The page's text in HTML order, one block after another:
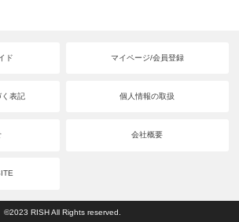
ド マイページ/会員登録
く表記 個人情報の取扱
会社概要
©2023 RISH All Rights reserved.